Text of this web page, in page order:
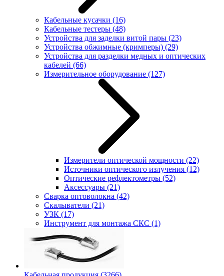
Кабельные кусачки (16)
Кабельные тестеры (48)
Устройства для заделки витой пары (23)
Устройства обжимные (кримперы) (29)
Устройства для разделки медных и оптических
кабелей (66)
Измерительное оборудование (127)
Измерители оптической мощности (22)
Источники оптического излучения (12)
Оптические рефлектометры (52)
Аксессуары (21)
Сварка оптоволокна (42)
Скалыватели (21)
УЗК (17)
Инструмент для монтажа СКС (1)